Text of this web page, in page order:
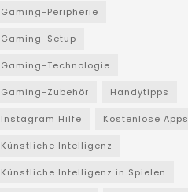
Gaming-Peripherie
Gaming-Setup
Gaming-Technologie
Gaming-Zubehör Handytipps
Instagram Hilfe Kostenlose Apps
Künstliche Intelligenz
Künstliche Intelligenz in Spielen